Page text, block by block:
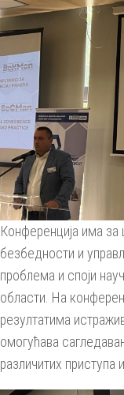
Конференција има
безбедности и
проблема и споји
области. На
резултатима
омогућава
различитих приступа